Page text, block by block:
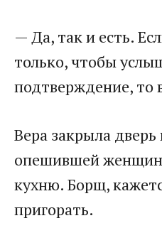
— Да, так и есть.
только, чтобы
подтверждение, то
Вера закрыла
опешившей
кухню. Борщ,
пригорать.